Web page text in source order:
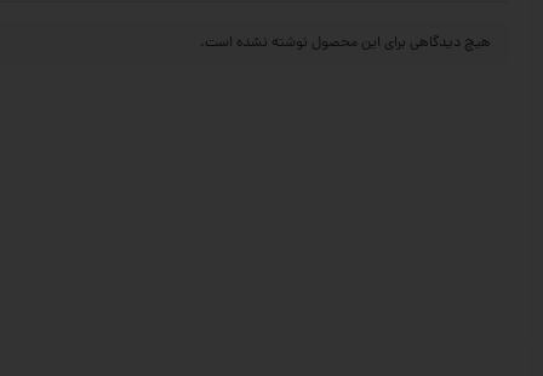
هیچ دیدگاهی برای این محصول نوشته نشده است.